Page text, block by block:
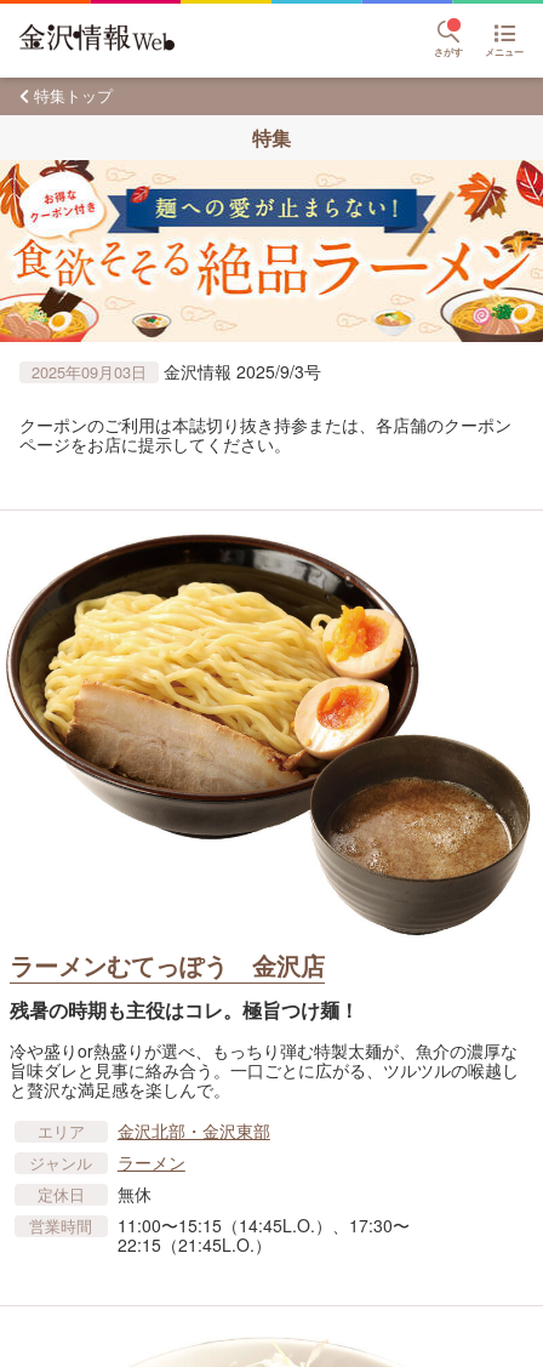
さがす メニュー
特集トップ
特集
2025年09月03日 金沢情報 2025/9/3号
クーポンのご利用は本誌切り抜き持参または、各店舗のクーポン
ページをお店に提示してください。
ラーメンむてっぽう 金沢店
残暑の時期も主役はコレ。極旨つけ麺！
冷や盛りor熱盛りが選べ、もっちり弾む特製太麺が、魚介の濃厚な
旨味ダレと見事に絡み合う。一口ごとに広がる、ツルツルの喉越し
と贅沢な満足感を楽しんで。
エリア 金沢北部・金沢東部
ジャンル ラーメン
定休日 無休
営業時間
11:00〜15:15（14:45L.O.）、17:30〜
22:15（21:45L.O.）